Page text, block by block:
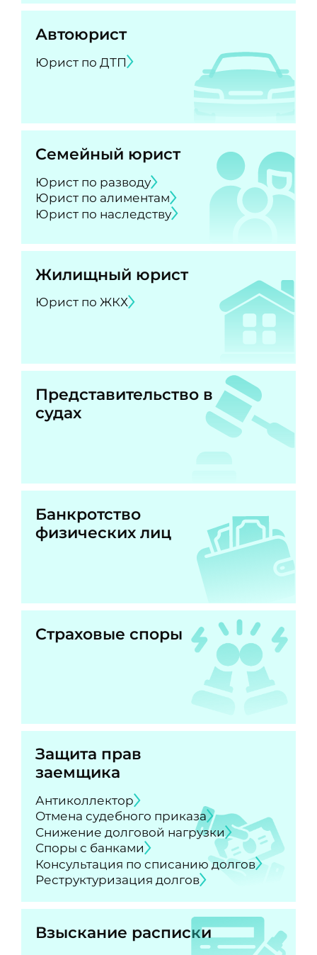
Автоюрист
Юрист по ДТП
Семейный юрист
Юрист по разводу
Юрист по алиментам
Юрист по наследству
Жилищный юрист
Юрист по ЖКХ
Представительство в
судах
Банкротство
физических лиц
Страховые споры
Защита прав
заемщика
Антиколлектор
Отмена судебного приказа
Снижение долговой нагрузки
Споры с банками
Консультация по списанию долгов
Реструктуризация долгов
Взыскание расписки